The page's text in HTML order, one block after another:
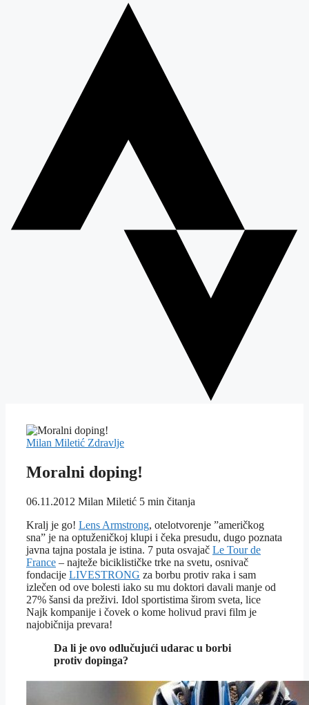
Milan Miletić Zdravlje
Moralni doping!
06.11.2012 Milan Miletić 5 min čitanja
Kralj je go! Lens Armstrong, otelotvorenje ”američkog
sna” je na optuženičkoj klupi i čeka presudu, dugo poznata
javna tajna postala je istina. 7 puta osvajač Le Tour de
France – najteže biciklističke trke na svetu, osnivač
fondacije LIVESTRONG za borbu protiv raka i sam
izlečen od ove bolesti iako su mu doktori davali manje od
27% šansi da preživi. Idol sportistima širom sveta, lice
Najk kompanije i čovek o kome holivud pravi film je
najobičnija prevara!
Da li je ovo odlučujući udarac u borbi
protiv dopinga?